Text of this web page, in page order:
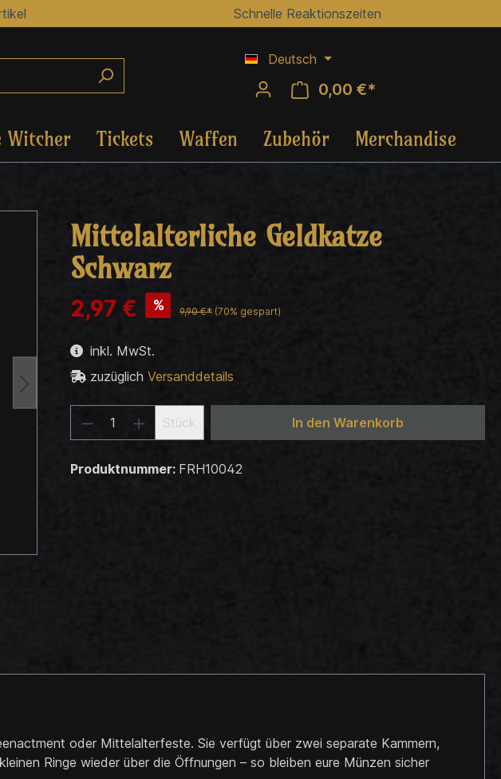
Schnelle Reaktionszeiten
Deutsch
0,00 €*
Witcher Tickets Waffen Zubehör Merchandise
Mittelalterliche Geldkatze
Schwarz
2,97 € % 9,90 €* (70% gespart)
inkl. MwSt.
zuzüglich Versanddetails
Stück In den Warenkorb
Produktnummer: FRH10042
oder Mittelalterfeste. Sie verfügt über zwei separate Kammern,
Ringe wieder über die Öffnungen – so bleiben eure Münzen sicher